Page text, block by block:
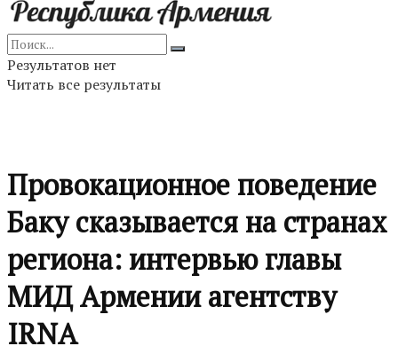
Результатов нет
Читать все результаты
Провокационное поведение
Баку сказывается на странах
региона: интервью главы
МИД Армении агентству
IRNA